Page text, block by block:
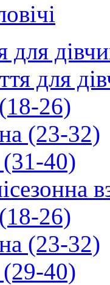
для
для
26)
(23-32)
40)
26)
(23-32)
40)